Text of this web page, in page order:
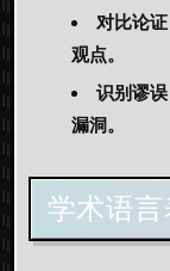
对比论证
观点。
识别谬误
漏洞。
学术语